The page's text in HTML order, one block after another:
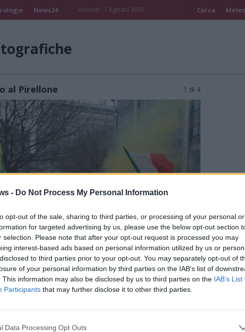
- Do Not Process My Personal Information
opt-out of the sale, sharing to third parties, or processing of your personal or
for targeted advertising by us, please use the below opt-out section
selection. Please note that after your opt-out request is processed you may
interest-based ads based on personal information utilized by us or
to third parties prior to your opt-out. You may separately opt-out of
of your personal information by third parties on the IAB’s list of
This information may also be disclosed by us to third parties on the IAB’s List
Participants that may further disclose it to other third parties.
Data Processing Opt Outs
News24 Venerdi , 7 Agosto 2026 Cerca
al Pirellone 1 di 4